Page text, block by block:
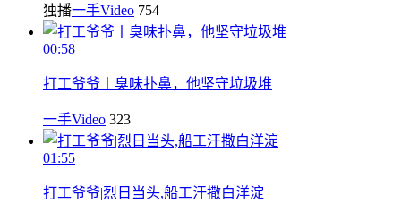
独播一手Video 754
00:58
打工爷爷丨臭味扑鼻，他坚守垃圾堆
一手Video 323
01:55
打工爷爷|烈日当头,船工汗撒白洋淀